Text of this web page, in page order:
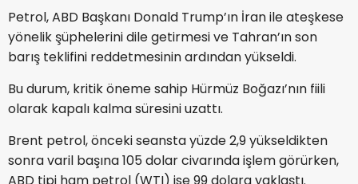
Petrol, ABD Başkanı Donald Trump’ın İran ile ateşkese
yönelik şüphelerini dile getirmesi ve Tahran’ın son
barış teklifini reddetmesinin ardından yükseldi.
Bu durum, kritik öneme sahip Hürmüz Boğazı’nın fiili
olarak kapalı kalma süresini uzattı.
Brent petrol, önceki seansta yüzde 2,9 yükseldikten
sonra varil başına 105 dolar civarında işlem görürken,